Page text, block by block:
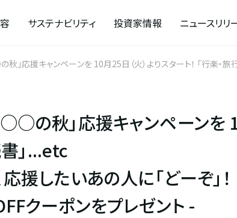
サステナビリティ 投資家情報 ニュースリリ
」応援キャンペーンを 10月25日（火）よりスタート！ 「行楽・
○○の秋」応援キャンペーンを
書」...etc
したいあの人に「どーぞ」！
クーポンをプレゼント -